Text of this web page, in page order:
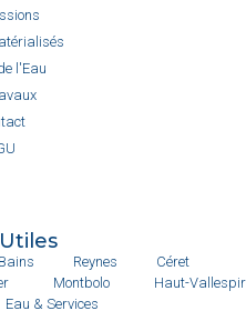
l'Eau
Reynes
Céret
Montbolo
Haut-Vallespir
Eau & Services